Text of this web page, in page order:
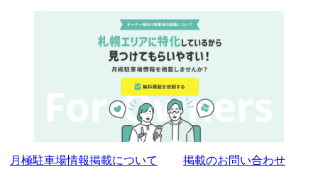
月極駐車場情報掲載について 掲載のお問い合わせ